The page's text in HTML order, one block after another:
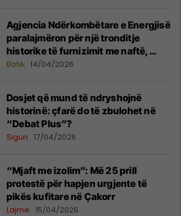
Agjencia Ndërkombëtare e Energjisë
paralajmëron për një tronditje
historike të furnizimit me naftë,
ndërsa lufta me Iranin mbyt tregjet
Botë 14/04/2026
Dosjet që mund të ndryshojnë
historinë: çfarë do të zbulohet në
“Debat Plus”?
Siguri 17/04/2026
“Mjaft me izolim”: Më 25 prill
protestë për hapjen urgjente të
pikës kufitare në Çakorr
Lajme 15/04/2026